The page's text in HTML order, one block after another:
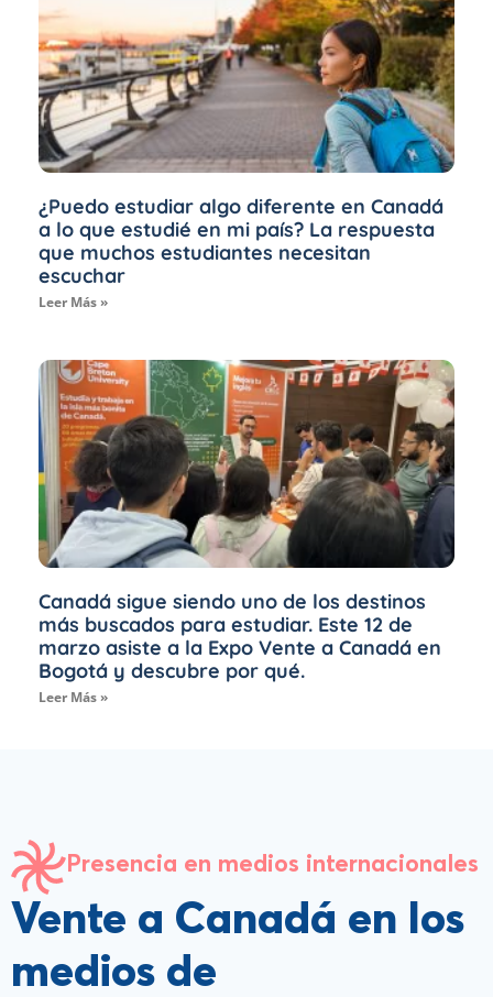
¿Puedo estudiar algo diferente en Canadá
a lo que estudié en mi país? La respuesta
que muchos estudiantes necesitan
escuchar
Leer Más »
Canadá sigue siendo uno de los destinos
más buscados para estudiar. Este 12 de
marzo asiste a la Expo Vente a Canadá en
Bogotá y descubre por qué.
Leer Más »
Presencia en medios internacionales
Vente a Canadá en los
medios de